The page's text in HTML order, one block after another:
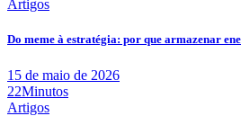
Artigos
Do meme à estratégia: por que armazenar
15 de maio de 2026
22Minutos
Artigos